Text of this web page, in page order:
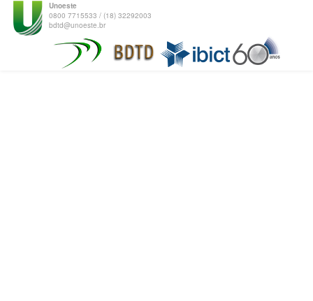
Unoeste
0800 7715533 / (18) 32292003
bdtd@unoeste.br